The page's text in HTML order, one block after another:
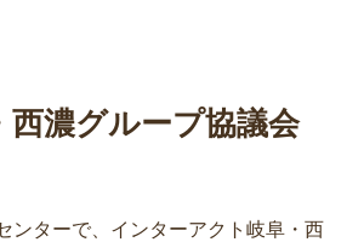
濃グループ協議会
ンターで、インターアクト岐阜・西